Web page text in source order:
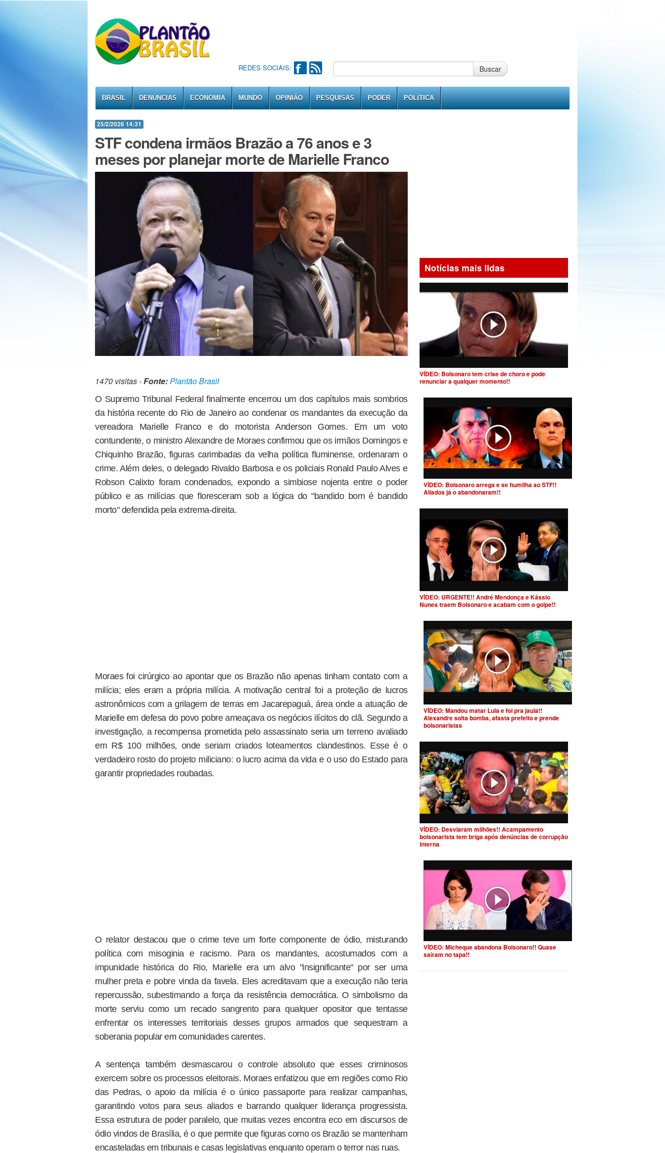
REDES SOCIAIS: Buscar
BRASIL DENÚNCIAS ECONOMIA MUNDO OPINIÃO PESQUISAS PODER POLÍTICA
25/2/2026 14:31
STF condena irmãos Brazão a 76 anos e 3
meses por planejar morte de Marielle Franco
1470 visitas -Fonte:Plantão Brasil
O Supremo Tribunal Federal finalmente encerrou um dos capítulos mais sombrios
da história recente do Rio de Janeiro ao condenar os mandantes da execução da
vereadora Marielle Franco e do motorista Anderson Gomes. Em um voto
contundente, o ministro Alexandre de Moraes confirmou que os irmãos Domingos e
Chiquinho Brazão, figuras carimbadas da velha política fluminense, ordenaram o
crime. Além deles, o delegado Rivaldo Barbosa e os policiais Ronald Paulo Alves e
Robson Calixto foram condenados, expondo a simbiose nojenta entre o poder
público e as milícias que floresceram sob a lógica do "bandido bom é bandido
morto" defendida pela extrema-direita.
Moraes foi cirúrgico ao apontar que os Brazão não apenas tinham contato com a
milícia; eles eram a própria milícia. A motivação central foi a proteção de lucros
astronômicos com a grilagem de terras em Jacarepaguá, área onde a atuação de
Marielle em defesa do povo pobre ameaçava os negócios ilícitos do clã. Segundo a
investigação, a recompensa prometida pelo assassinato seria um terreno avaliado
em R$ 100 milhões, onde seriam criados loteamentos clandestinos. Esse é o
verdadeiro rosto do projeto miliciano: o lucro acima da vida e o uso do Estado para
garantir propriedades roubadas.
O relator destacou que o crime teve um forte componente de ódio, misturando
política com misoginia e racismo. Para os mandantes, acostumados com a
impunidade histórica do Rio, Marielle era um alvo "insignificante" por ser uma
mulher preta e pobre vinda da favela. Eles acreditavam que a execução não teria
repercussão, subestimando a força da resistência democrática. O simbolismo da
morte serviu como um recado sangrento para qualquer opositor que tentasse
enfrentar os interesses territoriais desses grupos armados que sequestram a
soberania popular em comunidades carentes.
A sentença também desmascarou o controle absoluto que esses criminosos
exercem sobre os processos eleitorais. Moraes enfatizou que em regiões como Rio
das Pedras, o apoio da milícia é o único passaporte para realizar campanhas,
garantindo votos para seus aliados e barrando qualquer liderança progressista.
Essa estrutura de poder paralelo, que muitas vezes encontra eco em discursos de
ódio vindos de Brasília, é o que permite que figuras como os Brazão se mantenham
encasteladas em tribunais e casas legislativas enquanto operam o terror nas ruas.
Notícias mais lidas
VÍDEO: Bolsonaro tem crise de choro e pode
renunciar a qualquer momento!!
VÍDEO: Bolsonaro arrega e se humilha ao STF!!
Aliados já o abandonaram!!
VÍDEO: URGENTE!! André Mendonça e Kássio
Nunes traem Bolsonaro e acabam com o golpe!!
VÍDEO: Mandou matar Lula e foi pra jaula!!
Alexandre solta bomba, afasta prefeito e prende
bolsonaristas
VÍDEO: Desviaram milhões!! Acampamento
bolsonarista tem briga após denúncias de corrupção
interna
VÍDEO: Micheque abandona Bolsonaro!! Quase
saíram no tapa!!